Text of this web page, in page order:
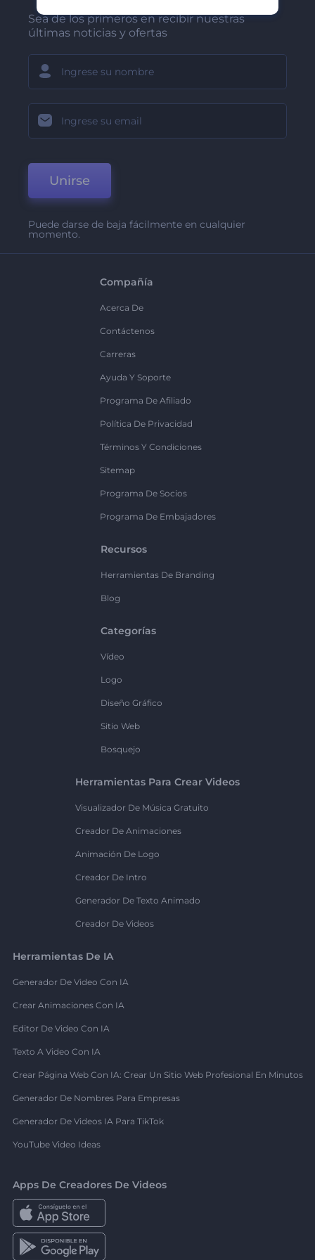
Sea de los primeros en recibir nuestras
últimas noticias y ofertas
Unirse
Puede darse de baja fácilmente en cualquier
momento.
Compañía
Acerca De
Contáctenos
Carreras
Ayuda Y Soporte
Programa De Afiliado
Política De Privacidad
Términos Y Condiciones
Sitemap
Programa De Socios
Programa De Embajadores
Recursos
Herramientas De Branding
Blog
Categorías
Vídeo
Logo
Diseño Gráfico
Sitio Web
Bosquejo
Herramientas Para Crear Videos
Visualizador De Música Gratuito
Creador De Animaciones
Animación De Logo
Creador De Intro
Generador De Texto Animado
Creador De Videos
Herramientas De IA
Generador De Video Con IA
Crear Animaciones Con IA
Editor De Video Con IA
Texto A Video Con IA
Crear Página Web Con IA: Crear Un Sitio Web Profesional En Minutos
Generador De Nombres Para Empresas
Generador De Videos IA Para TikTok
YouTube Video Ideas
Apps De Creadores De Videos